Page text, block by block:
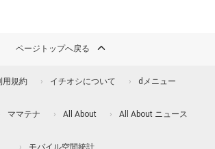
ページトップへ戻る
用規約 イチオシについて dメニュー
ママテナ All About All About ニュース
モバイル空間統計